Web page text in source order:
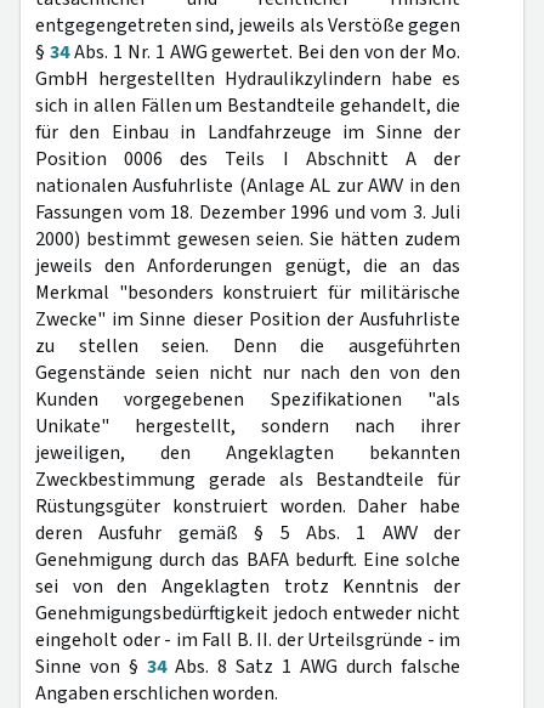
entgegengetreten sind, jeweils als Verstöße gegen
§ 34Abs. 1 Nr. 1 AWG gewertet. Bei den von der Mo.
GmbH hergestellten Hydraulikzylindern habe es
sich in allen Fällen um Bestandteile gehandelt, die
für den Einbau in Landfahrzeuge im Sinne der
Position 0006 des Teils I Abschnitt A der
nationalen Ausfuhrliste (Anlage AL zur AWV in den
Fassungen vom 18. Dezember 1996 und vom 3. Juli
2000) bestimmt gewesen seien. Sie hätten zudem
jeweils den Anforderungen genügt, die an das
Merkmal "besonders konstruiert für militärische
Zwecke" im Sinne dieser Position der Ausfuhrliste
zu stellen seien. Denn die ausgeführten
Gegenstände seien nicht nur nach den von den
Kunden vorgegebenen Spezifikationen "als
Unikate" hergestellt, sondern nach ihrer
jeweiligen, den Angeklagten bekannten
Zweckbestimmung gerade als Bestandteile für
Rüstungsgüter konstruiert worden. Daher habe
deren Ausfuhr gemäß § 5 Abs. 1 AWV der
Genehmigung durch das BAFA bedurft. Eine solche
sei von den Angeklagten trotz Kenntnis der
Genehmigungsbedürftigkeit jedoch entweder nicht
eingeholt oder - im Fall B. II. der Urteilsgründe - im
Sinne von § 34Abs. 8 Satz 1 AWG durch falsche
Angaben erschlichen worden.